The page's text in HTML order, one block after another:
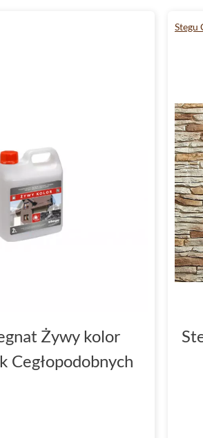
Żywy kolor
Cegłopodobnych
Stegu